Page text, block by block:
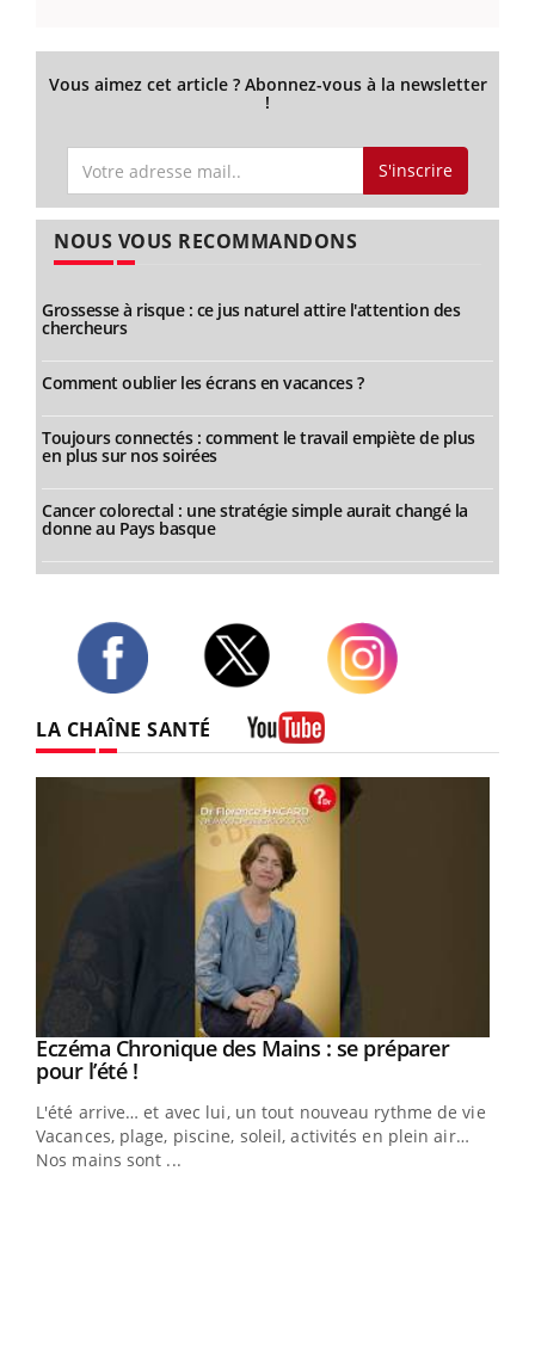
Vous aimez cet article ? Abonnez-vous à la newsletter
!
S'inscrire
NOUS VOUS RECOMMANDONS
Grossesse à risque : ce jus naturel attire l'attention des
chercheurs
Comment oublier les écrans en vacances ?
Toujours connectés : comment le travail empiète de plus
en plus sur nos soirées
Cancer colorectal : une stratégie simple aurait changé la
donne au Pays basque
LA CHAÎNE SANTÉ
Youtube
Eczéma Chronique des Mains : se préparer
pour l’été !Youtube
L'été arrive… et avec lui, un tout nouveau rythme de vie !
Vacances, plage, piscine, soleil, activités en plein air…
Nos mains sont ...
Youtube
Diabète & Ramadan 2026Youtube
Le Ramadan approche, et, pour de nombreuses
personnes atteintes de diabète, c'est une période de
questions, de défis, mais ...